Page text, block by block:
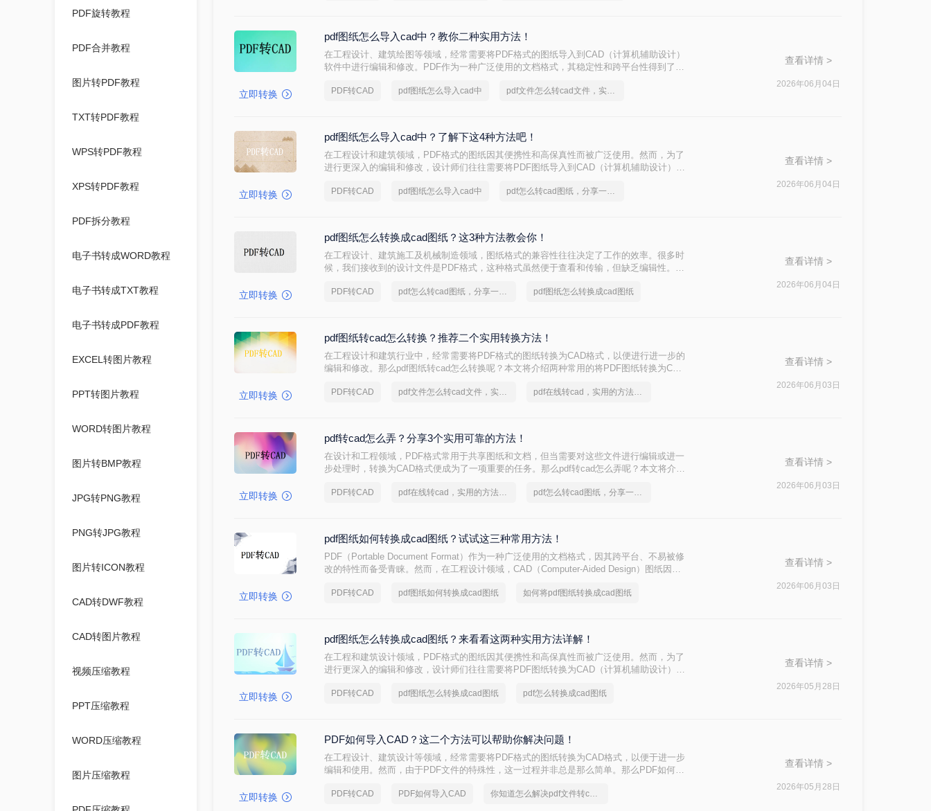
PDF旋转教程
PDF合并教程
图片转PDF教程
TXT转PDF教程
WPS转PDF教程
XPS转PDF教程
PDF拆分教程
电子书转成WORD教程
电子书转成TXT教程
电子书转成PDF教程
EXCEL转图片教程
PPT转图片教程
WORD转图片教程
图片转BMP教程
JPG转PNG教程
PNG转JPG教程
图片转ICON教程
CAD转DWF教程
CAD转图片教程
视频压缩教程
PPT压缩教程
WORD压缩教程
图片压缩教程
立即转换
pdf图纸怎么导入cad中？教你二种实用方法！
在工程设计、建筑绘图等领域，经常需要将PDF格式的图纸导入到CAD（计算机辅助设计）
软件中进行编辑和修改。PDF作为一种广泛使用的文档格式，其稳定性和跨平台性得到了广
软件中。那么pdf图纸怎么导入cad中呢？本文将介绍两种将PDF图纸导入CAD中的方法。
PDF转CAD pdf图纸怎么导入cad中 pdf文件怎么转cad文件，实用方法不要错过
查看详情 >
2026年06月04日
立即转换
pdf图纸怎么导入cad中？了解下这4种方法吧！
在工程设计和建筑领域，PDF格式的图纸因其便携性和高保真性而被广泛使用。然而，为了
进行更深入的编辑和修改，设计师们往往需要将PDF图纸导入到CAD（计算机辅助设计）软
PDF转CAD pdf图纸怎么导入cad中 pdf怎么转cad图纸，分享一种简单的方法
查看详情 >
2026年06月04日
立即转换
pdf图纸怎么转换成cad图纸？这3种方法教会你！
在工程设计、建筑施工及机械制造领域，图纸格式的兼容性往往决定了工作的效率。很多时
候，我们接收到的设计文件是PDF格式，这种格式虽然便于查看和传输，但缺乏编辑性。当
转换成cad图纸”这一核心难题。
PDF转CAD pdf怎么转cad图纸，分享一种简单的方法 pdf图纸怎么转换成cad图纸
查看详情 >
2026年06月04日
立即转换
pdf图纸转cad怎么转换？推荐二个实用转换方法！
在工程设计和建筑行业中，经常需要将PDF格式的图纸转换为CAD格式，以便进行进一步的
编辑和修改。那么pdf图纸转cad怎么转换呢？本文将介绍两种常用的将PDF图纸转换为CAD
PDF转CAD pdf文件怎么转cad文件，实用方法不要错过 pdf在线转cad，实用的方法来了
查看详情 >
2026年06月03日
立即转换
pdf转cad怎么弄？分享3个实用可靠的方法！
在设计和工程领域，PDF格式常用于共享图纸和文档，但当需要对这些文件进行编辑或进一
步处理时，转换为CAD格式便成为了一项重要的任务。那么pdf转cad怎么弄呢？本文将介绍
PDF转CAD pdf在线转cad，实用的方法来了 pdf怎么转cad图纸，分享一种简单的方法
查看详情 >
2026年06月03日
立即转换
pdf图纸如何转换成cad图纸？试试这三种常用方法！
PDF（Portable Document Format）作为一种广泛使用的文档格式，因其跨平台、不易被修
改的特性而备受青睐。然而，在工程设计领域，CAD（Computer-Aided Design）图纸因其
师的常见需求。那么pdf图纸如何转换成cad图纸呢？本文将介绍三种将PDF图纸转换成CAD
PDF转CAD pdf图纸如何转换成cad图纸 如何将pdf图纸转换成cad图纸
查看详情 >
2026年06月03日
立即转换
pdf图纸怎么转换成cad图纸？来看看这两种实用方法详解！
在工程和建筑设计领域，PDF格式的图纸因其便携性和高保真性而被广泛使用。然而，为了
进行更深入的编辑和修改，设计师们往往需要将PDF图纸转换为CAD（计算机辅助设计）格
实用方法。
PDF转CAD pdf图纸怎么转换成cad图纸 pdf怎么转换成cad图纸
查看详情 >
2026年05月28日
立即转换
PDF如何导入CAD？这二个方法可以帮助你解决问题！
在工程设计、建筑设计等领域，经常需要将PDF格式的图纸转换为CAD格式，以便于进一步
编辑和使用。然而，由于PDF文件的特殊性，这一过程并非总是那么简单。那么PDF如何导
PDF转CAD PDF如何导入CAD 你知道怎么解决pdf文件转cad吗？
查看详情 >
2026年05月28日